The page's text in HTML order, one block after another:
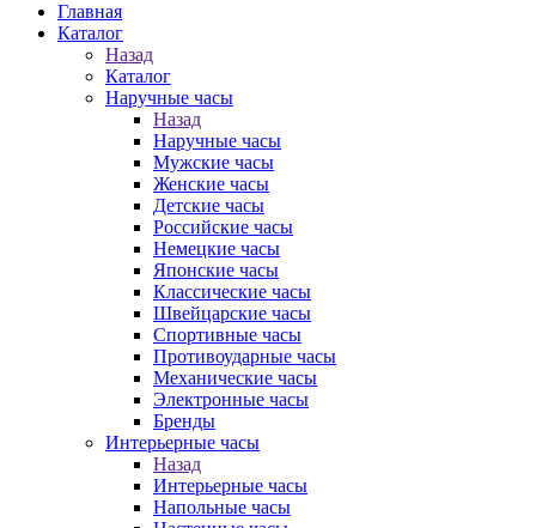
Главная
Каталог
Назад
Каталог
Наручные часы
Назад
Наручные часы
Мужские часы
Женские часы
Детские часы
Российские часы
Немецкие часы
Японские часы
Классические часы
Швейцарские часы
Спортивные часы
Противоударные часы
Механические часы
Электронные часы
Бренды
Интерьерные часы
Назад
Интерьерные часы
Напольные часы